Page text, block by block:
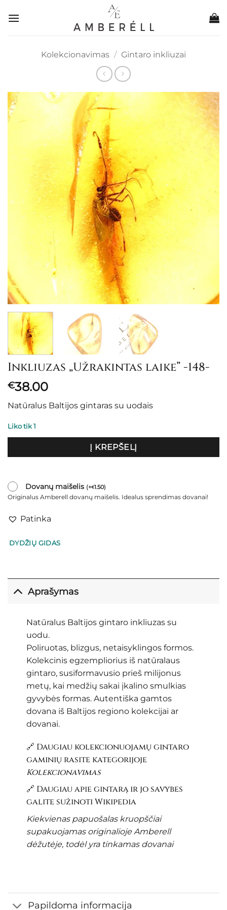
Kolekcionavimas / Gintaro inkliuzai
Inkliuzas „Užrakintas laike” -148-
€38.00
Natūralus Baltijos gintaras su uodais
Liko tik 1
Į KREPŠELĮ
Dovanų maišelis (+€1.50)
Originalus Amberell dovanų maišelis. Idealus sprendimas dovanai!
Patinka
DYDŽIŲ GIDAS
Aprašymas
Natūralus Baltijos gintaro inkliuzas su
uodu.
Poliruotas, blizgus, netaisyklingos formos.
Kolekcinis egzempliorius iš natūralaus
gintaro, susiformavusio prieš milijonus
metų, kai medžių sakai įkalino smulkias
gyvybės formas. Autentiška gamtos
dovana iš Baltijos regiono kolekcijai ar
dovanai.
🔗 Daugiau kolekcionuojamų gintaro
gaminių rasite kategorijoje
Kolekcionavimas
🔗 Daugiau apie gintarą ir jo savybes
galite sužinotiWikipedia
Kiekvienas papuošalas kruopščiai
supakuojamas originalioje Amberell
dėžutėje, todėl yra tinkamas dovanai
Papildoma informacija